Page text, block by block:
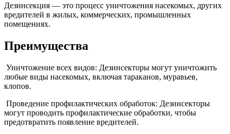
Дезинсекция — это процесс уничтожения насекомых, других
вредителей в жилых, коммерческих, промышленных
помещениях.
Преимущества
Уничтожение всех видов: Дезинсекторы могут уничтожить
любые виды насекомых, включая тараканов, муравьев,
клопов.
Проведение профилактических обработок: Дезинсекторы
могут проводить профилактические обработки, чтобы
предотвратить появление вредителей.